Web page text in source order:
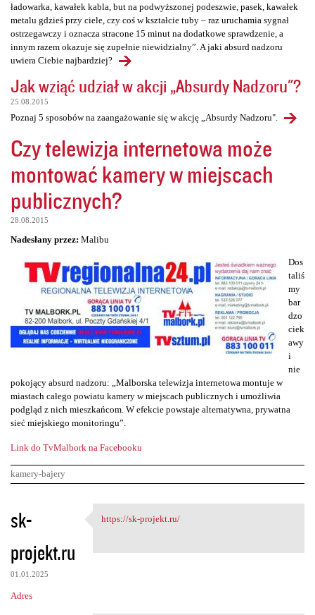
ładowarka, kawałek kabla, but na podwyższonej podeszwie, pasek, kawałek
metalu gdzieś przy ciele, czy coś w kształcie tuby – raz uruchamia sygnał
ostrzegawczy i oznacza stracone 15 minut na dodatkowe sprawdzenie, a
innym razem okazuje się zupełnie niewidzialny”. A jaki absurd nadzoru
uwiera Ciebie najbardziej?
Jak wziąć udział w akcji „Absurdy Nadzoru"?
25.08.2015
Poznaj 5 sposobów na zaangażowanie się w akcję „Absurdy Nadzoru".
Czy telewizja internetowa może
montować kamery w miejscach
publicznych?
28.08.2015
Nadesłany przez: Malibu
Dos
taliś
my
bar
dzo
ciek
awy
i
nie
pokojący absurd nadzoru: „Malborska telewizja internetowa montuje w
miastach całego powiatu kamery w miejscach publicznych i umożliwia
podgląd z nich mieszkańcom. W efekcie powstaje alternatywna, prywatna
sieć miejskiego monitoringu”.
Link do TvMalbork na Facebooku
kamery-bajery
K
o
m
e
n
sk-
projekt.ru
01.01.2025
Adres
https://sk-projekt.ru/
https://sk-projekt.ru/